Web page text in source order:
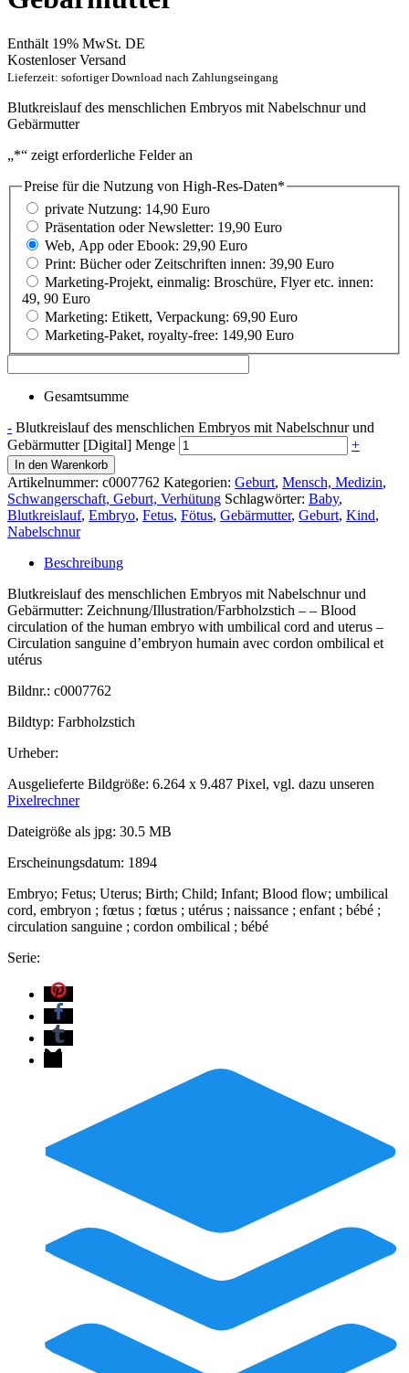
Enthält 19% MwSt. DE
Kostenloser Versand
Lieferzeit: sofortiger Download nach Zahlungseingang
Blutkreislauf des menschlichen Embryos mit Nabelschnur und
Gebärmutter
„*“ zeigt erforderliche Felder an
Preise für die Nutzung von High-Res-Daten*
private Nutzung: 14,90 Euro
Präsentation oder Newsletter: 19,90 Euro
Web, App oder Ebook: 29,90 Euro
Print: Bücher oder Zeitschriften innen: 39,90 Euro
Marketing-Projekt, einmalig: Broschüre, Flyer etc. innen:
49, 90 Euro
Marketing: Etikett, Verpackung: 69,90 Euro
Marketing-Paket, royalty-free: 149,90 Euro
Gesamtsumme
- Blutkreislauf des menschlichen Embryos mit Nabelschnur und
Gebärmutter [Digital] Menge
+
In den Warenkorb
Artikelnummer: c0007762 Kategorien: Geburt, Mensch, Medizin,
Schwangerschaft, Geburt, Verhütung Schlagwörter: Baby,
Blutkreislauf, Embryo, Fetus, Fötus, Gebärmutter, Geburt, Kind,
Nabelschnur
Beschreibung
Blutkreislauf des menschlichen Embryos mit Nabelschnur und
Gebärmutter: Zeichnung/Illustration/Farbholzstich – – Blood
circulation of the human embryo with umbilical cord and uterus –
Circulation sanguine d’embryon humain avec cordon ombilical et
utérus
Bildnr.: c0007762
Bildtyp: Farbholzstich
Urheber:
Ausgelieferte Bildgröße: 6.264 x 9.487 Pixel, vgl. dazu unseren
Pixelrechner
Dateigröße als jpg: 30.5 MB
Erscheinungsdatum: 1894
Embryo; Fetus; Uterus; Birth; Child; Infant; Blood flow; umbilical
cord, embryon ; fœtus ; fœtus ; utérus ; naissance ; enfant ; bébé ;
circulation sanguine ; cordon ombilical ; bébé
Serie: